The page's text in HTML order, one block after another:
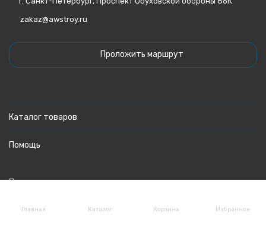
Главная Каталог Корзина Избранное
zakaz@awstroy.ru
Проложить маршрут
Каталог товаров
Помощь
Политика персональных данных